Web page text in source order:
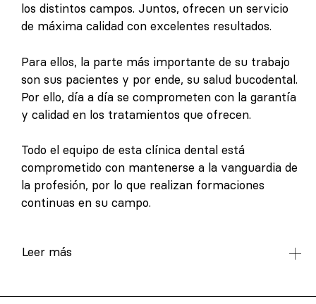
los distintos campos. Juntos, ofrecen un servicio
de máxima calidad con excelentes resultados.
Para ellos, la parte más importante de su trabajo
son sus pacientes y por ende, su salud bucodental.
Por ello, día a día se comprometen con la garantía
y calidad en los tratamientos que ofrecen.
Todo el equipo de esta clínica dental está
comprometido con mantenerse a la vanguardia de
la profesión, por lo que realizan formaciones
continuas en su campo.
Leer más